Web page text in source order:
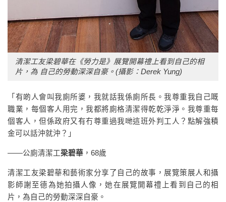
清潔工友梁碧華在《勞力是》展覽開幕禮上看到自己的相
片，為 自己的勞動深深自豪。(攝影：Derek Yung)
「有啲人會叫我廁所婆，我就話我係廁所長。我尊重我自己嘅
職業，每個客人用完，我都將廁格清潔得乾乾淨淨。我尊重每
個客人，但係政府又有冇尊重過我哋這班外判工人？點解強積
金可以話沖就沖？」
——公廁清潔工梁碧華 ，68歲
清潔工友梁碧華和藝術家分享了自己的故事，展覽策展人和攝
影師謝至德為她拍攝人像，她在展覽開幕禮上看到自己的相
片，為自己的勞動深深自豪。